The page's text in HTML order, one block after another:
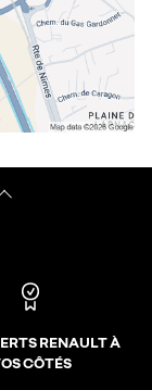
RENAULT À
CÔTÉS